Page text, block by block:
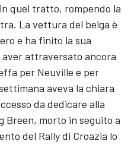
quel tratto, rompendo la
La vettura del belga è
e ha finito la sua
aver attraversato ancora
per Neuville e per
aveva la chiara
da dedicare alla
Breen, morto in seguito a
del Rally di Croazia lo